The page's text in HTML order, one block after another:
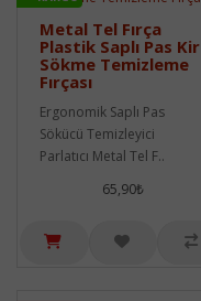
Metal Tel Fırça
Plastik Saplı Pas Kir
Sökme Temizleme
Fırçası
Ergonomik Saplı Pas
Sökücü Temizleyici
Parlatıcı Metal Tel F..
65,90₺